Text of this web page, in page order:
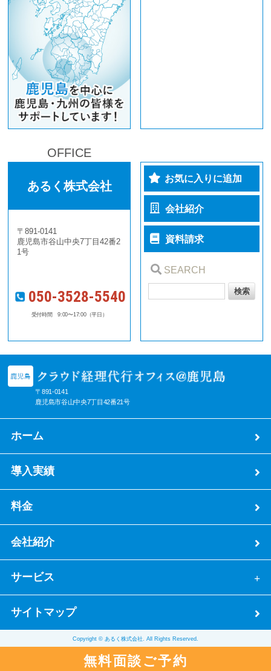
OFFICE
あるく株式会社
〒891-0141
鹿児島市谷山中央7丁目42番2
1号
050-3528-5540
受付時間 9:00〜17:00（平日）
お気に入りに追加
会社紹介
資料請求
SEARCH
〒891-0141
鹿児島市谷山中央7丁目42番21号
ホーム
導入実績
料金
会社紹介
サービス
サイトマップ
無料面談ご予約
Copyright © あるく株式会社. All Rights Reserved.